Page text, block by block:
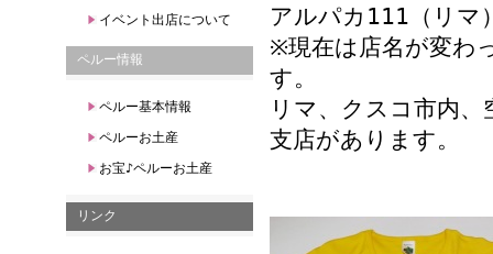
イベント出店について
ペルー情報
ペルー基本情報
ペルーお土産
お宝♪ペルーお土産
リンク
アルパカ111（リマ
※現在は店名が変わ
す。
リマ、クスコ市内、
支店があります。